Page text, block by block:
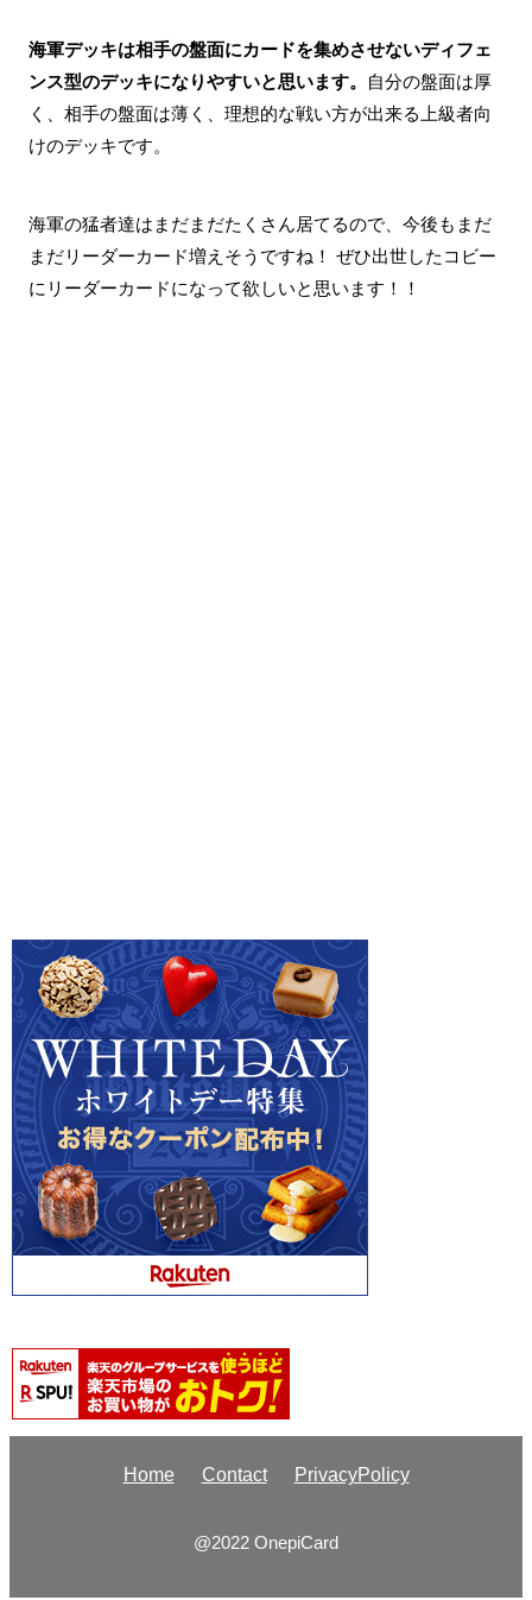
海軍デッキは相手の盤面にカードを集めさせないディフェ
ンス型のデッキになりやすいと思います。
自分の盤面は厚
く、相手の盤面は薄く、理想的な戦い方が出来る上級者向
けのデッキです。
海軍の猛者達はまだまだたくさん居てるので、今後もまだ
まだリーダーカード増えそうですね！ ぜひ出世したコビー
にリーダーカードになって欲しいと思います！！
Home Contact PrivacyPolicy
@2022 OnepiCard